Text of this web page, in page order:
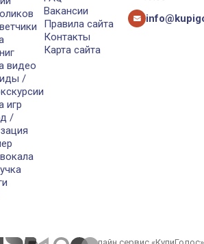
видео
/
игр
/
Вакансии
Правила сайта
Контакты
Карта сайта